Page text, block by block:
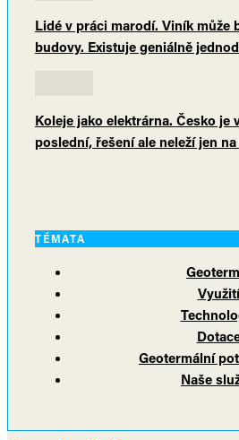
Lidé v práci marodí. Viník může
budovy. Existuje geniálně
Koleje jako elektrárna. Česko je
poslední, řešení ale neleží jen
TÉMATA
Využití
Geotermální
Naše